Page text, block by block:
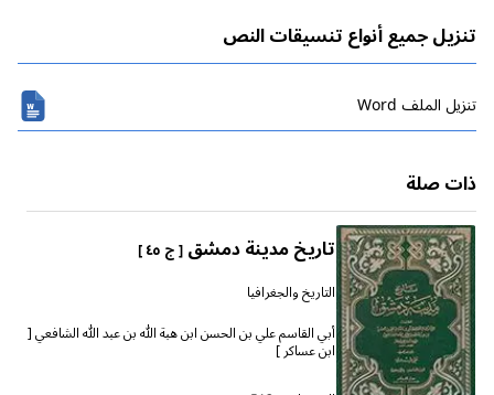
تنزيل جميع أنواع تنسيقات النص
تنزیل الملف Word
ذات صلة
تاريخ مدينة دمشق[ ج ٤٥ ]
التاريخ والجغرافيا
أبي القاسم علي بن الحسن ابن هبة الله بن عبد الله الشافعي [
ابن عساكر ]